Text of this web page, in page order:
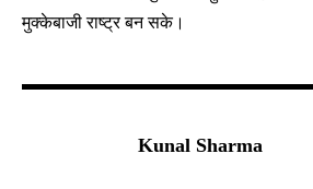
मुक्केबाजी राष्ट्र बन सके।
Kunal Sharma